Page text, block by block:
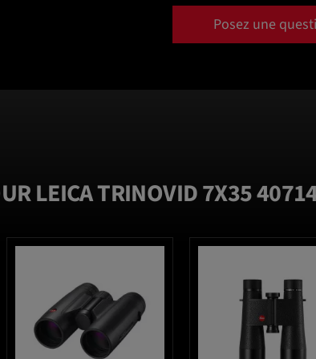
Posez une
LEICA TRINOVID 7X35